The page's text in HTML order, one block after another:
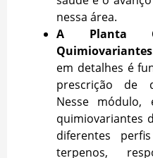
nessa área.
A Planta
em detalhes é
prescrição de
Nesse módulo,
quimiovariantes
diferentes
terpenos,